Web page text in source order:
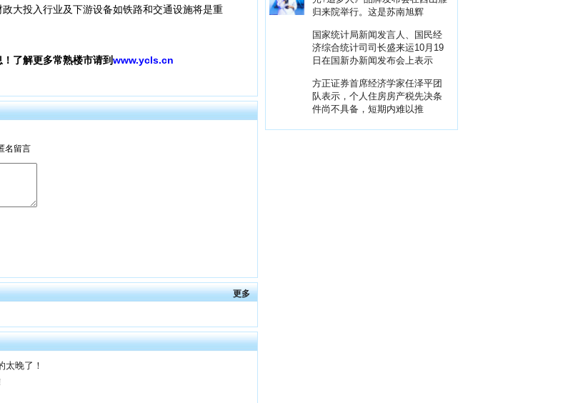
大投入行业及下游设备如铁路和交通设施将是重
！了解更多常熟楼市请到www.ycls.cn
更多
太晚了！
归来院举行。这是苏南旭辉
国家统计局新闻发言人、国民经
济综合统计司司长盛来运10月19
日在国新办新闻发布会上表示
方正证券首席经济学家任泽平团
队表示，个人住房房产税先决条
件尚不具备，短期内难以推